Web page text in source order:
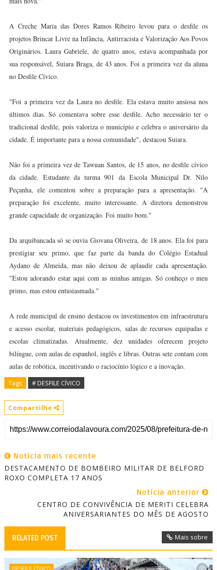
A Creche Maria das Dores Ramos Ribeiro levou para o desfile os
projetos Brincar Livre na Infância, Antirracista e Valorização Aos Povos
Originários. Laura Gabriele, de quatro anos, estava acompanhada por
sua responsável, Suiara Braga, de 43 anos. Foi a primeira vez da aluna
no Desfile Cívico.
"Foi a primeira vez da Laura no desfile. Ela estava muito ansiosa nos
últimos dias. Só comentava sobre esse desfile. Acho necessário ter o
tradicional desfile, pois valoriza o município e celebra o aniversário da
cidade. É importante para a nossa comunidade", destacou Suiara.
Não foi a primeira vez de Tawuan Santos, de 15 anos, no desfile cívico
da cidade. Estudante da turma 901 da Escola Municipal Dr. Nilo
Peçanha, ele comentou sobre a preparação para a apresentação. "A
preparação foi excelente, muito interessante. A diretora demonstrou
grande capacidade de organização. Foi muito bom."
Da arquibancada só se ouvia Giovana Oliveira, de 18 anos. Ela foi para
prestigiar seu primo, que faz parte da banda do Colégio Estadual
Aydano de Almeida, mas não deixou de aplaudir cada apresentação.
"Estou adorando estar aqui com as minhas amigas. Só conheço o meu
primo, mas estou entusiasmada."
A rede municipal de ensino destacou os investimentos em infraestrutura
e acesso escolar, materiais pedagógicos, salas de recursos equipadas e
escolas climatizadas. Atualmente, dez unidades oferecem projeto
bilíngue, com aulas de espanhol, inglês e libras. Outras sete contam com
aulas de robótica, incentivando o raciocínio lógico e a inovação.
Tags # DESFILE CÍVICO
Compartilhe
Notícia mais recente
DESTACAMENTO DE BOMBEIRO MILITAR DE BELFORD
ROXO COMPLETA 17 ANOS
Notícia anterior
CENTRO DE CONVIVÊNCIA DE MERITI CELEBRA
ANIVERSARIANTES DO MÊS DE AGOSTO
RELATED POST Mais sobre
DESFILE CÍVICO